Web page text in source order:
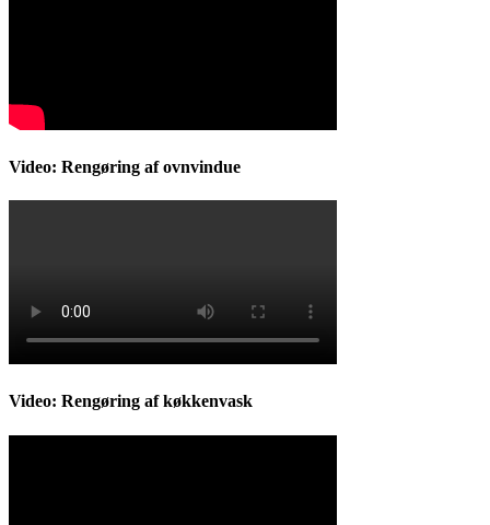
Video: Rengøring af ovnvindue
Video: Rengøring af køkkenvask